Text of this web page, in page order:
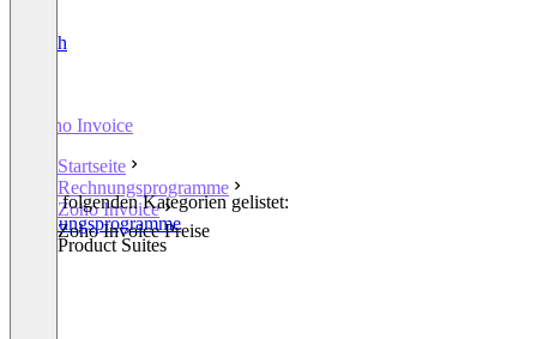
English
Zoho Invoice
Startseite
Rechnungsprogramme
Zoho Invoice
Zoho Invoice Preise
In den folgenden Kategorien gelistet:
Rechnungsprogramme
Other Product Suites